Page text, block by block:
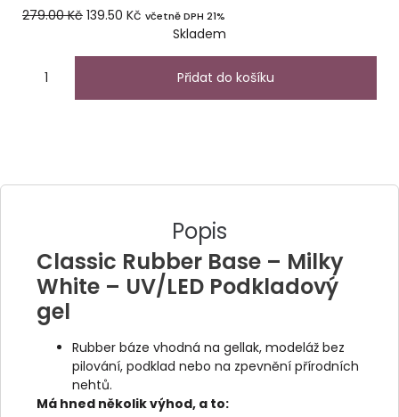
279.00Kč 139.50 Kč včetně DPH 21%
Skladem
Přidat do košíku
Popis
Classic Rubber Base – Milky
White – UV/LED Podkladový
gel
Rubber báze vhodná na gellak, modeláž bez
pilování, podklad nebo na zpevnění přírodních
nehtů.
Má hned několik výhod, a to: